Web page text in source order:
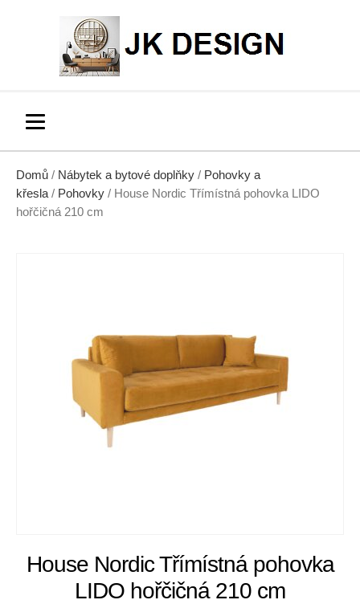
Domů / Nábytek a bytové doplňky / Pohovky a
křesla / Pohovky / House Nordic Třímístná pohovka LIDO
hořčičná 210 cm
House Nordic Třímístná pohovka
LIDO hořčičná 210 cm